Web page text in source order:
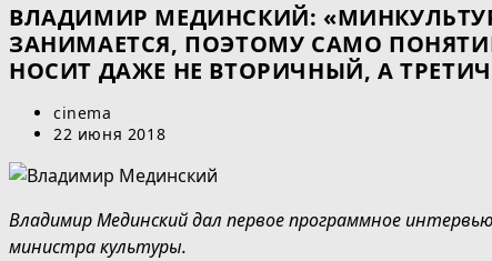
САЙТУ
панель
поиска.
ВЛАДИМИР МЕДИНСКИЙ:
ЗАНИМАЕТСЯ, ПОЭТОМУ САМО
НОСИТ ДАЖЕ НЕ ВТОРИЧНЫЙ, А
Автор
записи:
cinema
Запись
22 июня 2018
Владимир Мединский дал первое программное
министра культуры.